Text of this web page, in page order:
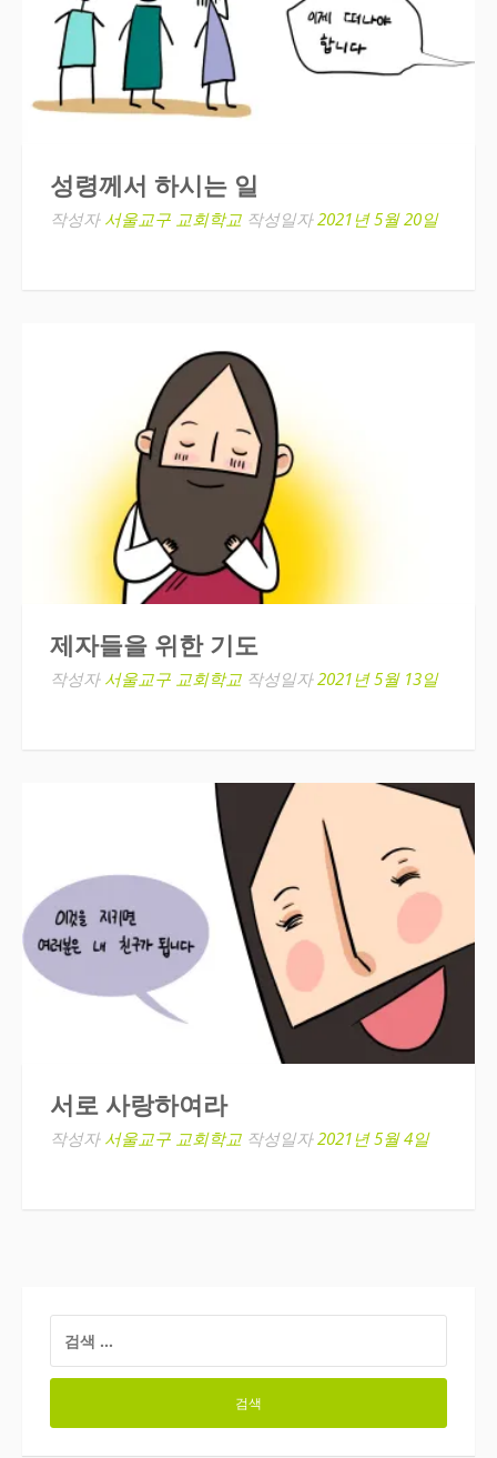
성령께서 하시는 일
작성자 서울교구 교회학교 작성일자2021년 5월 20일
제자들을 위한 기도
작성자 서울교구 교회학교 작성일자2021년 5월 13일
서로 사랑하여라
작성자 서울교구 교회학교 작성일자2021년 5월 4일
색: